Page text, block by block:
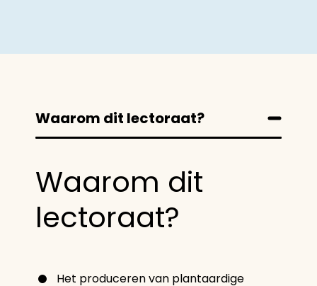
Waarom dit lectoraat?
Waarom dit
lectoraat?
Het produceren van plantaardige